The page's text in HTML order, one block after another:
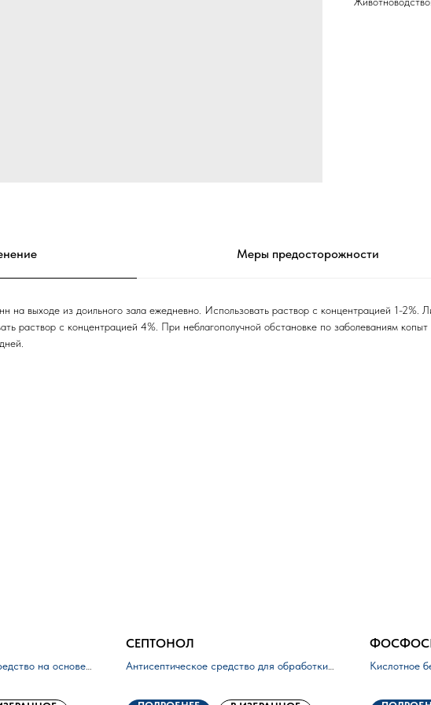
Меры предосторожности
на выходе из доильного зала ежедневно. Использовать раствор с концентрацией 1-2%.
раствор с концентрацией 4%. При неблагополучной обстановке по заболеваниям копыт
на основе
СЕПТОНОЛ
Антисептическое средство для обработки
Кислотное